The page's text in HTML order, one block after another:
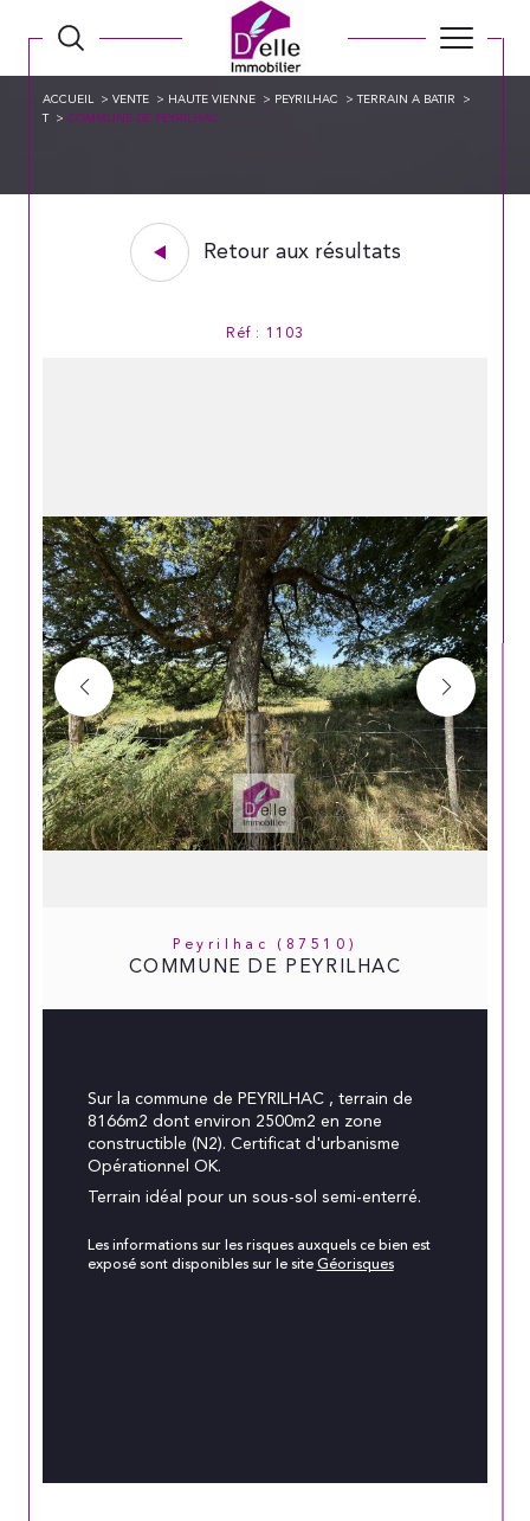
ACCUEIL VENTE HAUTE VIENNE PEYRILHAC
TERRAIN A BATIR
T
COMMUNE DE PEYRILHAC
Retour aux résultats
Réf : 1103
Peyrilhac (87510)
COMMUNE DE PEYRILHAC
Sur la commune de PEYRILHAC , terrain de
8166m2 dont environ 2500m2 en zone
constructible (N2). Certificat d'urbanisme
Opérationnel OK.
Terrain idéal pour un sous-sol semi-enterré.
Les informations sur les risques auxquels ce bien est
exposé sont disponibles sur le siteGéorisques